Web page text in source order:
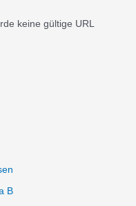
keine gültige URL
B